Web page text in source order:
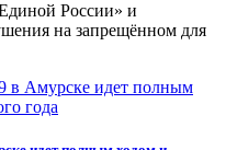
России» и
на запрещённом для